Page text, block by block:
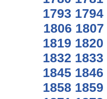
1793 1794
1806 1807
1819 1820
1832 1833
1845 1846
1858 1859